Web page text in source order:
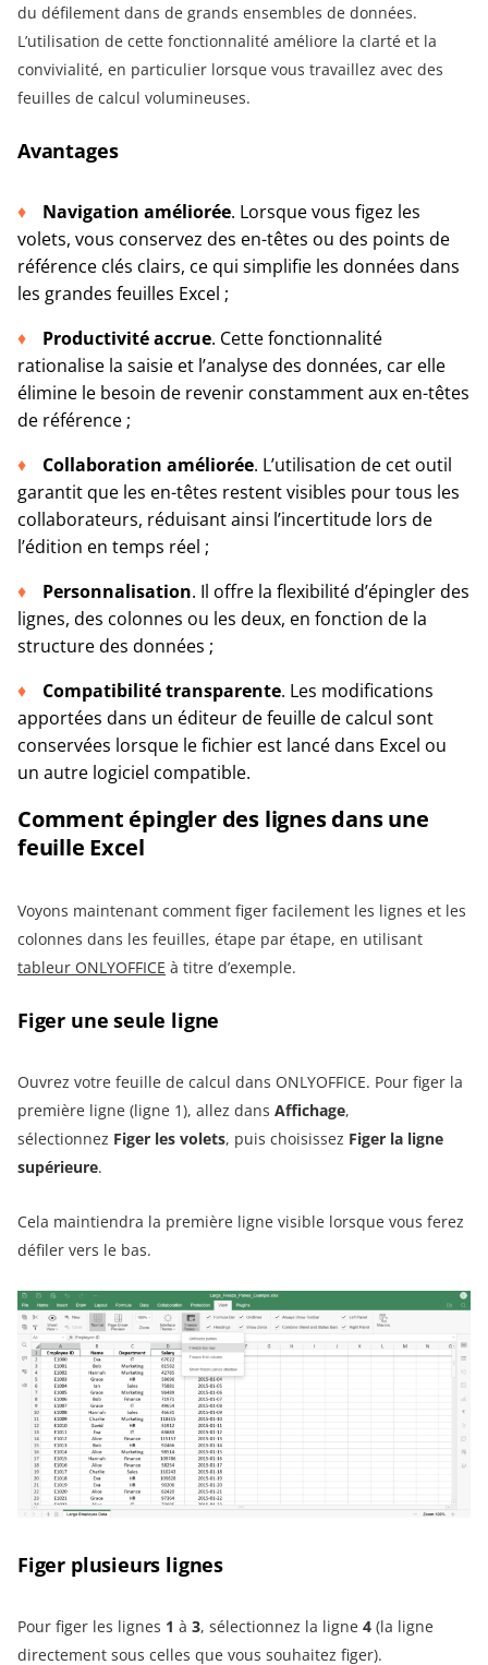
du défilement dans de grands ensembles de données.
L’utilisation de cette fonctionnalité améliore la clarté et la
convivialité, en particulier lorsque vous travaillez avec des
feuilles de calcul volumineuses.
Avantages
Navigation améliorée. Lorsque vous figez les
volets, vous conservez des en-têtes ou des points de
référence clés clairs, ce qui simplifie les données dans
les grandes feuilles Excel ;
Productivité accrue. Cette fonctionnalité
rationalise la saisie et l’analyse des données, car elle
élimine le besoin de revenir constamment aux en-têtes
de référence ;
Collaboration améliorée. L’utilisation de cet outil
garantit que les en-têtes restent visibles pour tous les
collaborateurs, réduisant ainsi l’incertitude lors de
l’édition en temps réel ;
Personnalisation. Il offre la flexibilité d’épingler des
lignes, des colonnes ou les deux, en fonction de la
structure des données ;
Compatibilité transparente. Les modifications
apportées dans un éditeur de feuille de calcul sont
conservées lorsque le fichier est lancé dans Excel ou
un autre logiciel compatible.
Comment épingler des lignes dans une
feuille Excel
Voyons maintenant comment figer facilement les lignes et les
colonnes dans les feuilles, étape par étape, en utilisant
tableur ONLYOFFICE à titre d’exemple.
Figer une seule ligne
Ouvrez votre feuille de calcul dans ONLYOFFICE. Pour figer la
première ligne (ligne 1), allez dans Affichage,
sélectionnez Figer les volets, puis choisissez Figer la ligne
supérieure.
Cela maintiendra la première ligne visible lorsque vous ferez
défiler vers le bas.
Figer plusieurs lignes
Pour figer les lignes 1 à 3, sélectionnez la ligne 4 (la ligne
directement sous celles que vous souhaitez figer).